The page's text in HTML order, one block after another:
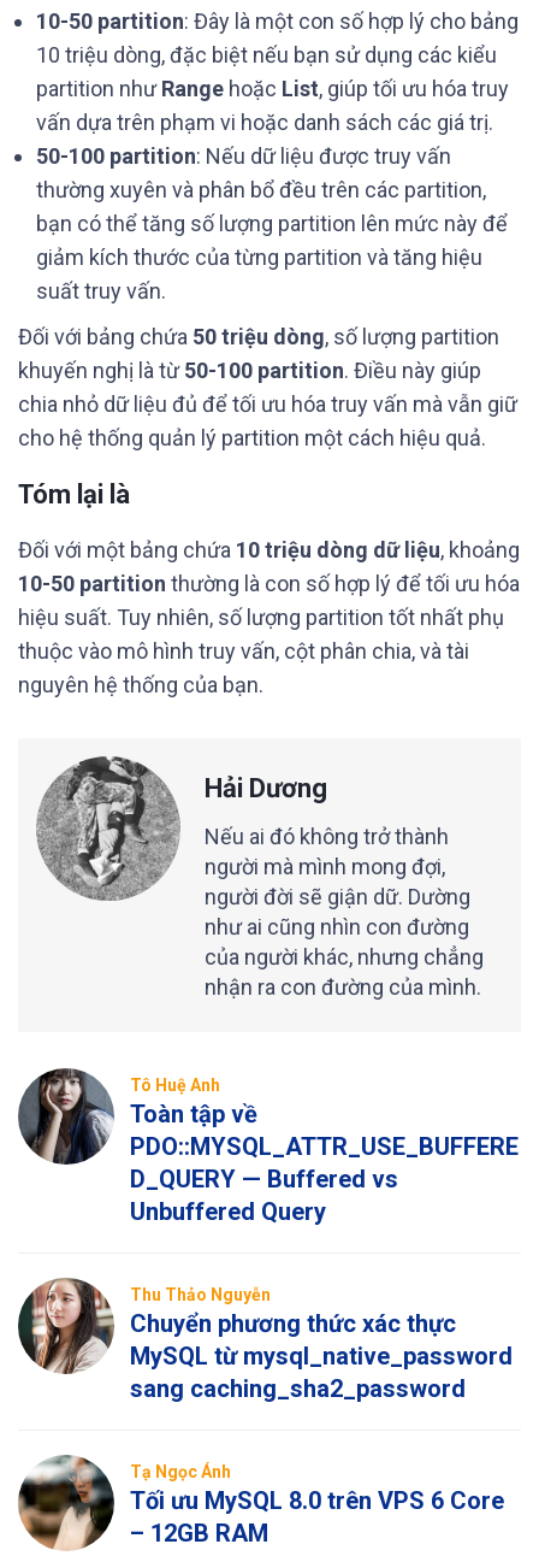
10-50 partition: Đây là một con số hợp lý cho bảng
10 triệu dòng, đặc biệt nếu bạn sử dụng các kiểu
partition nhưRange hoặc List, giúp tối ưu hóa truy
vấn dựa trên phạm vi hoặc danh sách các giá trị.
50-100 partition: Nếu dữ liệu được truy vấn
thường xuyên và phân bổ đều trên các partition,
bạn có thể tăng số lượng partition lên mức này để
giảm kích thước của từng partition và tăng hiệu
suất truy vấn.
Đối với bảng chứa 50 triệu dòng, số lượng partition
khuyến nghị là từ50-100 partition. Điều này giúp
chia nhỏ dữ liệu đủ để tối ưu hóa truy vấn mà vẫn giữ
cho hệ thống quản lý partition một cách hiệu quả.
Tóm lại là
Đối với một bảng chứa 10 triệu dòng dữ liệu, khoảng
10-50 partition thường là con số hợp lý để tối ưu hóa
hiệu suất. Tuy nhiên, số lượng partition tốt nhất phụ
thuộc vào mô hình truy vấn, cột phân chia, và tài
nguyên hệ thống của bạn.
Hải Dương
Nếu ai đó không trở thành
người mà mình mong đợi,
người đời sẽ giận dữ. Dường
như ai cũng nhìn con đường
của người khác, nhưng chẳng
nhận ra con đường của mình.
Tô Huệ Anh
Toàn tập về
PDO::MYSQL_ATTR_USE_BUFFERE
D_QUERY — Buffered vs
Unbuffered Query
Thu Thảo Nguyễn
Chuyển phương thức xác thực
MySQL từ mysql_native_password
sang caching_sha2_password
Tạ Ngọc Ánh
Tối ưu MySQL 8.0 trên VPS 6 Core
– 12GB RAM